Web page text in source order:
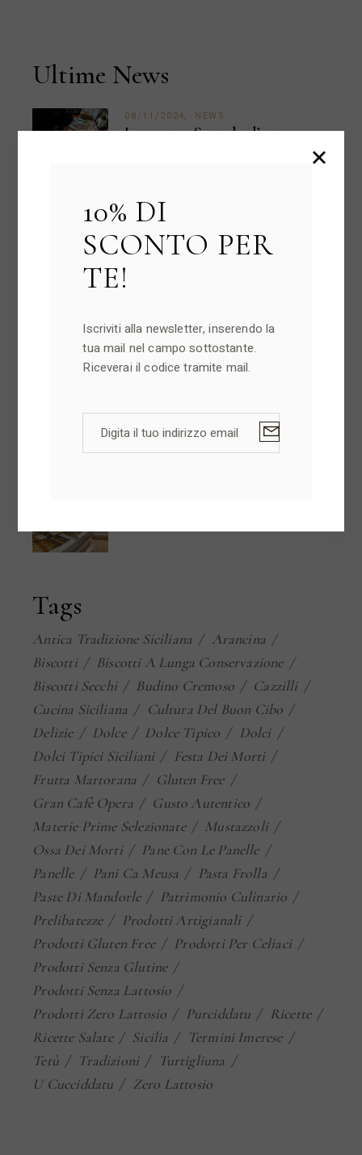
Ultime News
08/11/2024 NEWS
Le nostre Scatole d’autore
04/10/2024
La Festa dei Morti: i dolci
tipici siciliani
tradizionale natalizio
Le mandorle nei monasteri
siciliani: ricette e tradizioni
Tags
Antica Tradizione Siciliana
Arancina
Biscotti
Biscotti A Lunga Conservazione
Biscotti Secchi
Budino Cremoso
Cazzilli
Cucina Siciliana
Cultura Del Buon Cibo
Delizie
Dolce Dolce Tipico
Dolci
Dolci Tipici Siciliani
Festa Dei Morti
Frutta Martorana
Gluten Free
Gran Cafè Opera
Gusto Autentico
Materie Prime Selezionate
Mustazzoli
Ossa Dei Morti
Pane Con Le Panelle
Panelle
Pani Ca Meusa
Pasta Frolla
Paste Di Mandorle
Patrimonio Culinario
Prelibatezze
Prodotti Artigianali
Prodotti Gluten Free
Prodotti Per Celiaci
Prodotti Senza Glutine
Prodotti Senza Lattosio
Prodotti Zero Lattosio
Purciddatu
Ricette
Ricette Salate
Sicilia
Termini Imerese
Tetù
Tradizioni
Turtigliuna
U Cucciddatu
Zero Lattosio
10% DI
SCONTO PER
TE!
Iscriviti alla newsletter, inserendo la
tua mail nel campo sottostante.
Riceverai il codice tramite mail.